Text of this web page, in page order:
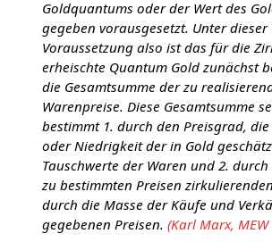
Goldquantums oder der Wert des
gegeben vorausgesetzt. Unter dieser
Voraussetzung also ist das für die
erheischte Quantum Gold zunächst
die Gesamtsumme der zu
Warenpreise. Diese Gesamtsumme
bestimmt 1. durch den Preisgrad,
oder Niedrigkeit der in Gold
Tauschwerte der Waren und 2.
zu bestimmten Preisen
durch die Masse der Käufe und
gegebenen Preisen. (Karl Marx, MEW